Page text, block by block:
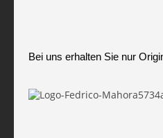
Bei uns erhalten Sie nur